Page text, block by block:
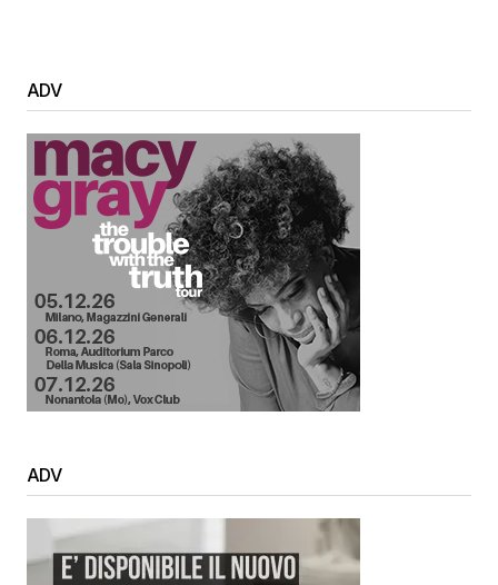
ADV
ADV